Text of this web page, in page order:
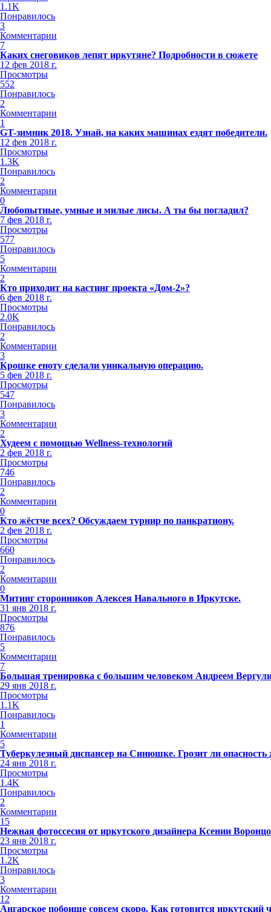
1.1K
Понравилось
3
Комментарии
7
Каких снеговиков лепят иркутяне? Подробности в сюжете
12 фев 2018 г.
Просмотры
552
Понравилось
2
Комментарии
1
GT-зимник 2018. Узнай, на каких машинах ездят победители.
12 фев 2018 г.
Просмотры
1.3K
Понравилось
2
Комментарии
0
Любопытные, умные и милые лисы. А ты бы погладил?
7 фев 2018 г.
Просмотры
577
Понравилось
5
Комментарии
2
Кто приходит на кастинг проекта «Дом-2»?
6 фев 2018 г.
Просмотры
2.0K
Понравилось
2
Комментарии
3
Крошке еноту сделали уникальную операцию.
5 фев 2018 г.
Просмотры
547
Понравилось
3
Комментарии
2
Худеем с помощью Wellness-технологий
2 фев 2018 г.
Просмотры
746
Понравилось
2
Комментарии
0
Кто жёстче всех? Обсуждаем турнир по панкратиону.
2 фев 2018 г.
Просмотры
660
Понравилось
2
Комментарии
0
Митинг сторонников Алексея Навального в Иркутске.
31 янв 2018 г.
Просмотры
876
Понравилось
5
Комментарии
7
Большая тренировка с большим человеком Андреем
29 янв 2018 г.
Просмотры
1.1K
Понравилось
1
Комментарии
5
Туберкулезный диспансер на Синюшке. Грозит ли опасность
24 янв 2018 г.
Просмотры
1.4K
Понравилось
2
Комментарии
15
Нежная фотоссесия от иркутского дизайнера Ксении
23 янв 2018 г.
Просмотры
1.2K
Понравилось
3
Комментарии
12
Ангарское побоище совсем скоро. Как готовится иркутский